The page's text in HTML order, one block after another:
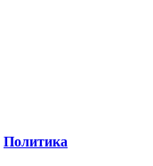
Политика